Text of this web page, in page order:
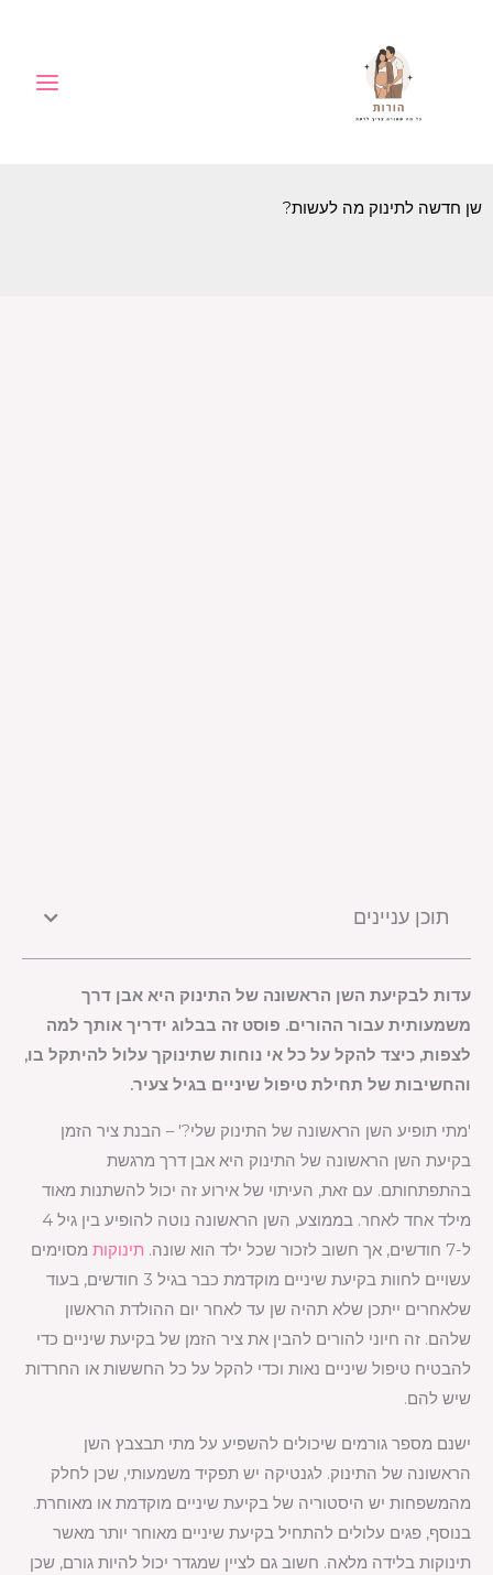
שן חדשה לתינוק מה לעשות?
תוכן עניינים
עדות לבקיעת השן הראשונה של התינוק היא אבן דרך
משמעותית עבור ההורים. פוסט זה בבלוג ידריך אותך למה
לצפות, כיצד להקל על כל אי נוחות שתינוקך עלול להיתקל בו,
והחשיבות של תחילת טיפול שיניים בגיל צעיר.
'מתי תופיע השן הראשונה של התינוק שלי?' – הבנת ציר הזמן
בקיעת השן הראשונה של התינוק היא אבן דרך מרגשת
בהתפתחותם. עם זאת, העיתוי של אירוע זה יכול להשתנות מאוד
מילד אחד לאחר. בממוצע, השן הראשונה נוטה להופיע בין גיל 4
ל-7 חודשים, אך חשוב לזכור שכל ילד הוא שונה.
תינוקות מסוימים
עשויים לחוות בקיעת שיניים מוקדמת כבר בגיל 3 חודשים, בעוד
שלאחרים ייתכן שלא תהיה שן עד לאחר יום ההולדת הראשון
שלהם. זה חיוני להורים להבין את ציר הזמן של בקיעת שיניים כדי
להבטיח טיפול שיניים נאות וכדי להקל על כל החששות או החרדות
שיש להם.
ישנם מספר גורמים שיכולים להשפיע על מתי תבצבץ השן
הראשונה של התינוק. לגנטיקה יש תפקיד משמעותי, שכן לחלק
מהמשפחות יש היסטוריה של בקיעת שיניים מוקדמת או מאוחרת.
בנוסף, פגים עלולים להתחיל בקיעת שיניים מאוחר יותר מאשר
תינוקות בלידה מלאה. חשוב גם לציין שמגדר יכול להיות גורם, שכן